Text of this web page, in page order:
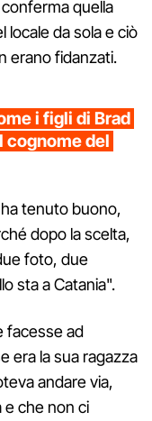
quella
locale da sola e ciò
erano fidanzati.
i figli di Brad
cognome del
tenuto buono,
dopo la scelta,
foto, due
sta a Catania".
facesse ad
era la sua ragazza
andare via,
e che non ci